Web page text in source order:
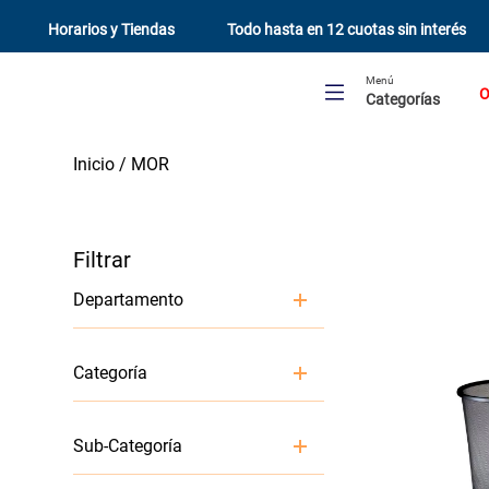
Horarios y Tiendas Todo hasta en 12 cuotas sin interés
Menú
Categorías
MOR
Departamento
Jardín y Terraza
Cocina y Menaje
Librería y Cumpleaños
Ferreteria y Seguridad
Categoría
Menaje Cocina
Camping
Sub-Categoría